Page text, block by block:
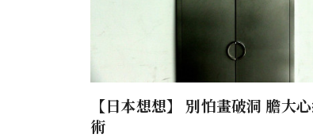
【日本想想】 別怕畫破洞 膽大
術